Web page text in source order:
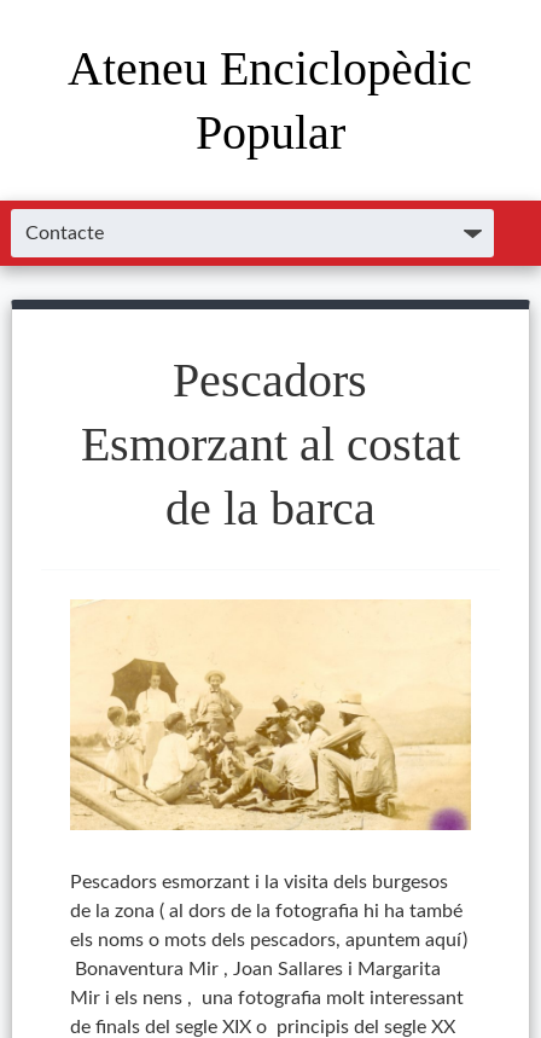
Ateneu Enciclopèdic
Popular
Pescadors
Esmorzant al costat
de la barca
Pescadors esmorzant i la visita dels burgesos
de la zona ( al dors de la fotografia hi ha també
els noms o mots dels pescadors, apuntem aquí)
Bonaventura Mir , Joan Sallares i Margarita
Mir i els nens , una fotografia molt interessant
de finals del segle XIX o principis del segle XX